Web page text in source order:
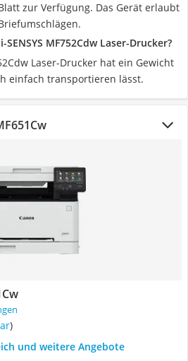
zur Verfügung. Das Gerät erlaubt
MF752Cdw Laser-Drucker?
Laser-Drucker hat ein Gewicht
einfach transportieren lässt.
)
und weitere Angebote